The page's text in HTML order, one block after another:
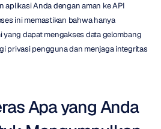
aplikasi Anda dengan aman ke API
ini memastikan bahwa hanya
yang dapat mengakses data gelombang
privasi pengguna dan menjaga integritas
Apa yang Anda